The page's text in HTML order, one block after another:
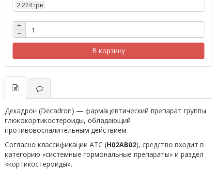
2 224 грн
+
−
В корзину
Декадрон (Decadron) — фармацевтический препарат группы
глюкокортикостероиды, обладающий
противовоспалительным действием.
Согласно классификации ATC (H02AB02), средство входит в
категорию «системные гормональные препараты» и раздел
«кортикостероиды».